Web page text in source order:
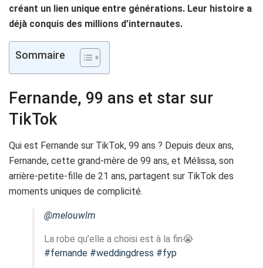
créant un lien unique entre générations. Leur histoire a
déjà conquis des millions d’internautes.
Sommaire
Fernande, 99 ans et star sur
TikTok
Qui est Fernande sur TikTok, 99 ans ? Depuis deux ans,
Fernande, cette grand-mère de 99 ans, et Mélissa, son
arrière-petite-fille de 21 ans, partagent sur TikTok des
moments uniques de complicité.
@melouwlm
La robe qu’elle a choisi est à la fin😭
#fernande #weddingdress #fyp